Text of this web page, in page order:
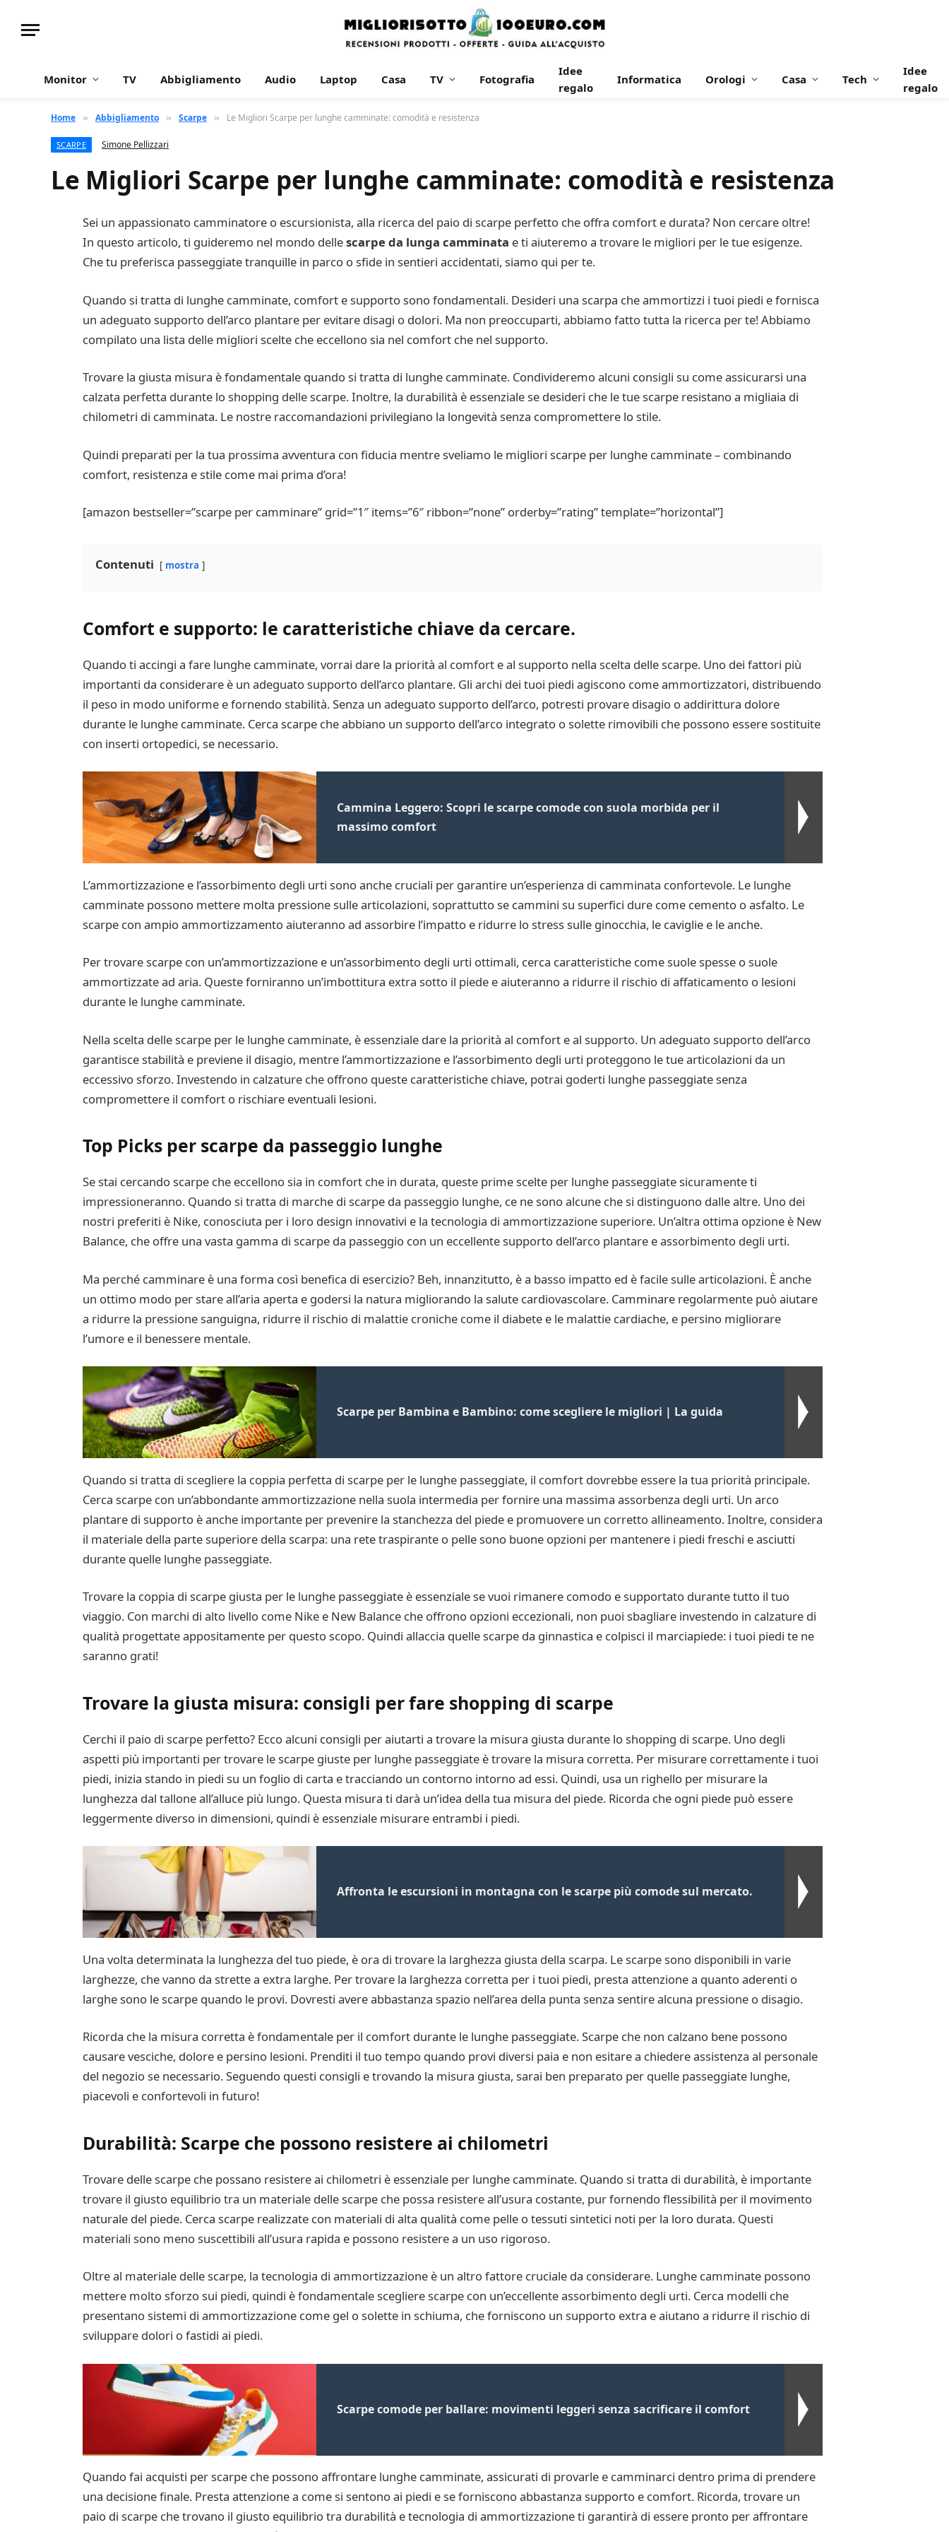
Monitor TV Abbigliamento Audio Laptop Casa TV Fotografia
Idee
regalo
Informatica Orologi Casa Tech
Idee
regalo
Home » Abbigliamento » Scarpe » Le Migliori Scarpe per lunghe camminate: comodità e resistenza
SCARPE Simone Pellizzari
Le Migliori Scarpe per lunghe camminate: comodità e resistenza
Sei un appassionato camminatore o escursionista, alla ricerca del paio di scarpe perfetto che offra comfort e durata? Non cercare oltre!
In questo articolo, ti guideremo nel mondo dellescarpe da lunga camminata e ti aiuteremo a trovare le migliori per le tue esigenze.
Che tu preferisca passeggiate tranquille in parco o sfide in sentieri accidentati, siamo qui per te.
Quando si tratta di lunghe camminate, comfort e supporto sono fondamentali. Desideri una scarpa che ammortizzi i tuoi piedi e fornisca
un adeguato supporto dell’arco plantare per evitare disagi o dolori. Ma non preoccuparti, abbiamo fatto tutta la ricerca per te! Abbiamo
compilato una lista delle migliori scelte che eccellono sia nel comfort che nel supporto.
Trovare la giusta misura è fondamentale quando si tratta di lunghe camminate. Condivideremo alcuni consigli su come assicurarsi una
calzata perfetta durante lo shopping delle scarpe. Inoltre, la durabilità è essenziale se desideri che le tue scarpe resistano a migliaia di
chilometri di camminata. Le nostre raccomandazioni privilegiano la longevità senza compromettere lo stile.
Quindi preparati per la tua prossima avventura con fiducia mentre sveliamo le migliori scarpe per lunghe camminate – combinando
comfort, resistenza e stile come mai prima d’ora!
[amazon bestseller=”scarpe per camminare” grid=”1″ items=”6″ ribbon=”none” orderby=”rating” template=”horizontal”]
Contenuti mostra
Comfort e supporto: le caratteristiche chiave da cercare.
Quando ti accingi a fare lunghe camminate, vorrai dare la priorità al comfort e al supporto nella scelta delle scarpe. Uno dei fattori più
importanti da considerare è un adeguato supporto dell’arco plantare. Gli archi dei tuoi piedi agiscono come ammortizzatori, distribuendo
il peso in modo uniforme e fornendo stabilità. Senza un adeguato supporto dell’arco, potresti provare disagio o addirittura dolore
durante le lunghe camminate. Cerca scarpe che abbiano un supporto dell’arco integrato o solette rimovibili che possono essere sostituite
con inserti ortopedici, se necessario.
Cammina Leggero: Scopri le scarpe comode con suola morbida per il
massimo comfort
L’ammortizzazione e l’assorbimento degli urti sono anche cruciali per garantire un’esperienza di camminata confortevole. Le lunghe
camminate possono mettere molta pressione sulle articolazioni, soprattutto se cammini su superfici dure come cemento o asfalto. Le
scarpe con ampio ammortizzamento aiuteranno ad assorbire l’impatto e ridurre lo stress sulle ginocchia, le caviglie e le anche.
Per trovare scarpe con un’ammortizzazione e un’assorbimento degli urti ottimali, cerca caratteristiche come suole spesse o suole
ammortizzate ad aria. Queste forniranno un’imbottitura extra sotto il piede e aiuteranno a ridurre il rischio di affaticamento o lesioni
durante le lunghe camminate.
Nella scelta delle scarpe per le lunghe camminate, è essenziale dare la priorità al comfort e al supporto. Un adeguato supporto dell’arco
garantisce stabilità e previene il disagio, mentre l’ammortizzazione e l’assorbimento degli urti proteggono le tue articolazioni da un
eccessivo sforzo. Investendo in calzature che offrono queste caratteristiche chiave, potrai goderti lunghe passeggiate senza
compromettere il comfort o rischiare eventuali lesioni.
Top Picks per scarpe da passeggio lunghe
Se stai cercando scarpe che eccellono sia in comfort che in durata, queste prime scelte per lunghe passeggiate sicuramente ti
impressioneranno. Quando si tratta di marche di scarpe da passeggio lunghe, ce ne sono alcune che si distinguono dalle altre. Uno dei
nostri preferiti è Nike, conosciuta per i loro design innovativi e la tecnologia di ammortizzazione superiore. Un’altra ottima opzione è New
Balance, che offre una vasta gamma di scarpe da passeggio con un eccellente supporto dell’arco plantare e assorbimento degli urti.
Ma perché camminare è una forma così benefica di esercizio? Beh, innanzitutto, è a basso impatto ed è facile sulle articolazioni. È anche
un ottimo modo per stare all’aria aperta e godersi la natura migliorando la salute cardiovascolare. Camminare regolarmente può aiutare
a ridurre la pressione sanguigna, ridurre il rischio di malattie croniche come il diabete e le malattie cardiache, e persino migliorare
l’umore e il benessere mentale.
Scarpe per Bambina e Bambino: come scegliere le migliori | La guida
Quando si tratta di scegliere la coppia perfetta di scarpe per le lunghe passeggiate, il comfort dovrebbe essere la tua priorità principale.
Cerca scarpe con un’abbondante ammortizzazione nella suola intermedia per fornire una massima assorbenza degli urti. Un arco
plantare di supporto è anche importante per prevenire la stanchezza del piede e promuovere un corretto allineamento. Inoltre, considera
il materiale della parte superiore della scarpa: una rete traspirante o pelle sono buone opzioni per mantenere i piedi freschi e asciutti
durante quelle lunghe passeggiate.
Trovare la coppia di scarpe giusta per le lunghe passeggiate è essenziale se vuoi rimanere comodo e supportato durante tutto il tuo
viaggio. Con marchi di alto livello come Nike e New Balance che offrono opzioni eccezionali, non puoi sbagliare investendo in calzature di
qualità progettate appositamente per questo scopo. Quindi allaccia quelle scarpe da ginnastica e colpisci il marciapiede: i tuoi piedi te ne
saranno grati!
Trovare la giusta misura: consigli per fare shopping di scarpe
Cerchi il paio di scarpe perfetto? Ecco alcuni consigli per aiutarti a trovare la misura giusta durante lo shopping di scarpe. Uno degli
aspetti più importanti per trovare le scarpe giuste per lunghe passeggiate è trovare la misura corretta. Per misurare correttamente i tuoi
piedi, inizia stando in piedi su un foglio di carta e tracciando un contorno intorno ad essi. Quindi, usa un righello per misurare la
lunghezza dal tallone all’alluce più lungo. Questa misura ti darà un’idea della tua misura del piede. Ricorda che ogni piede può essere
leggermente diverso in dimensioni, quindi è essenziale misurare entrambi i piedi.
Affronta le escursioni in montagna con le scarpe più comode sul mercato.
Una volta determinata la lunghezza del tuo piede, è ora di trovare la larghezza giusta della scarpa. Le scarpe sono disponibili in varie
larghezze, che vanno da strette a extra larghe. Per trovare la larghezza corretta per i tuoi piedi, presta attenzione a quanto aderenti o
larghe sono le scarpe quando le provi. Dovresti avere abbastanza spazio nell’area della punta senza sentire alcuna pressione o disagio.
Ricorda che la misura corretta è fondamentale per il comfort durante le lunghe passeggiate. Scarpe che non calzano bene possono
causare vesciche, dolore e persino lesioni. Prenditi il tuo tempo quando provi diversi paia e non esitare a chiedere assistenza al personale
del negozio se necessario. Seguendo questi consigli e trovando la misura giusta, sarai ben preparato per quelle passeggiate lunghe,
piacevoli e confortevoli in futuro!
Durabilità: Scarpe che possono resistere ai chilometri
Trovare delle scarpe che possano resistere ai chilometri è essenziale per lunghe camminate. Quando si tratta di durabilità, è importante
trovare il giusto equilibrio tra un materiale delle scarpe che possa resistere all’usura costante, pur fornendo flessibilità per il movimento
naturale del piede. Cerca scarpe realizzate con materiali di alta qualità come pelle o tessuti sintetici noti per la loro durata. Questi
materiali sono meno suscettibili all’usura rapida e possono resistere a un uso rigoroso.
Oltre al materiale delle scarpe, la tecnologia di ammortizzazione è un altro fattore cruciale da considerare. Lunghe camminate possono
mettere molto sforzo sui piedi, quindi è fondamentale scegliere scarpe con un’eccellente assorbimento degli urti. Cerca modelli che
presentano sistemi di ammortizzazione come gel o solette in schiuma, che forniscono un supporto extra e aiutano a ridurre il rischio di
sviluppare dolori o fastidi ai piedi.
Scarpe comode per ballare: movimenti leggeri senza sacrificare il comfort
Quando fai acquisti per scarpe che possono affrontare lunghe camminate, assicurati di provarle e camminarci dentro prima di prendere
una decisione finale. Presta attenzione a come si sentono ai piedi e se forniscono abbastanza supporto e comfort. Ricorda, trovare un
paio di scarpe che trovano il giusto equilibrio tra durabilità e tecnologia di ammortizzazione ti garantirà di essere pronto per affrontare